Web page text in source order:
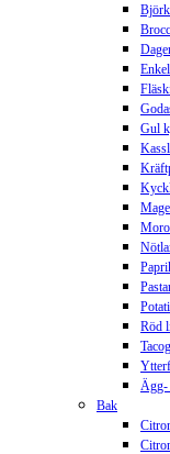
Gul
Röd
Ägg-
Bak